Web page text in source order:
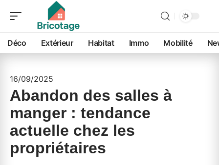
Déco Extérieur Habitat Immo Mobilité
16/09/2025
Abandon des salles à
manger : tendance
actuelle chez les
propriétaires